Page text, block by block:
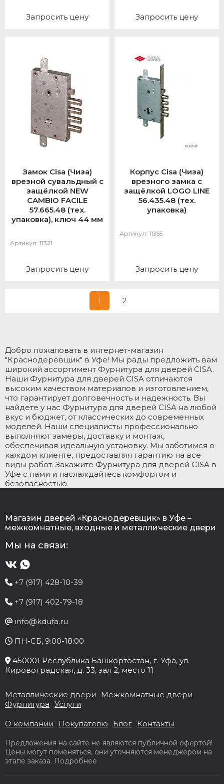
Запросить цену Запросить цену
Замок Cisa (Чиза)
врезной сувальдный с
защёлкой NEW
CAMBIO FACILE
57.665.48 (тех.
упаковка), ключ 44 мм
Артикул: 11321
Запросить цену
Корпус Cisa (Чиза)
врезного замка с
защёлкой LOGO LINE
56.435.48 (тех.
упаковка)
Артикул: 11355
Запросить цену
1 2
Добро пожаловать в интернет-магазин
"Краснодеревщик" в Уфе! Мы рады предложить вам
широкий ассортимент Фурнитура для дверей CISA.
Наши Фурнитура для дверей CISA отличаются
высоким качеством материалов и изготовлением,
что гарантирует долговечность и надежность. Вы
найдете у нас Фурнитура для дверей CISA на любой
вкус и бюджет, от классических до современных
моделей. Наши специалисты профессионально
выполняют замеры, доставку и монтаж,
обеспечивая идеальную установку. Мы заботимся о
каждом клиенте, предоставляя гарантию на все
виды работ. Закажите Фурнитура для дверей CISA в
Уфе с нами и наслаждайтесь комфортом и
безопасностью.
Магазин дверей «Краснодеревщик» в Уфе –
межкомнатные, входные и металлические двери
Мы на связи:
+7 (917) 428-10-39
+7 (917) 402-79-18
info@kdufa.ru
ПН-СБ, 9:00-18:00
450001 Республика Башкортостан, г. Уфа, ул.
Кировоградская, д. 33, зал 2, место 11
Металлические двери
Межкомнатные двери
Фурнитура Услуги
О компании Покупателю Блог Контакты
Предложения на сайте не являются публичной офертой!
Цены могут поменяться, они уточняются менеджером на
этапе заказа. Подробнее